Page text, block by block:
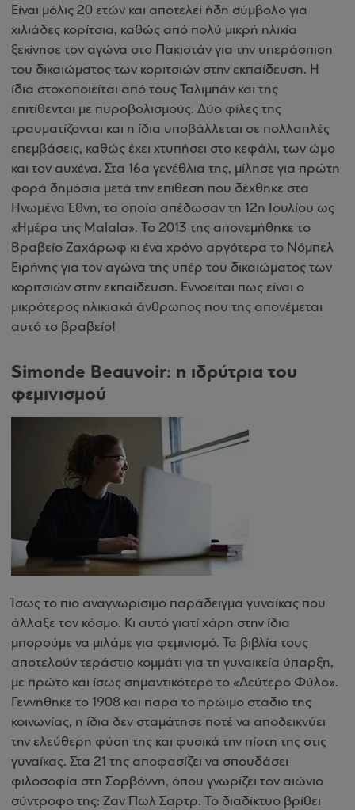
Είναι μόλις 20 ετών και αποτελεί ήδη σύμβολο για
χιλιάδες κορίτσια, καθώς από πολύ μικρή ηλικία
ξεκίνησε τον αγώνα στο Πακιστάν για την υπεράσπιση
του δικαιώματος των κοριτσιών στην εκπαίδευση. Η
ίδια στοχοποιείται από τους Ταλιμπάν και της
επιτίθενται με πυροβολισμούς. Δύο φίλες της
τραυματίζονται και η ίδια υποβάλλεται σε πολλαπλές
επεμβάσεις, καθώς έχει χτυπήσει στο κεφάλι, των ώμο
και τον αυχένα. Στα 16α γενέθλια της, μίλησε για πρώτη
φορά δημόσια μετά την επίθεση που δέχθηκε στα
Ηνωμένα Έθνη, τα οποία απέδωσαν τη 12η Ιουλίου ως
«Ημέρα της Malala». Το 2013 της απονεμήθηκε το
Βραβείο Ζαχάρωφ κι ένα χρόνο αργότερα το Νόμπελ
Ειρήνης για τον αγώνα της υπέρ του δικαιώματος των
κοριτσιών στην εκπαίδευση. Εννοείται πως είναι ο
μικρότερος ηλικιακά άνθρωπος που της απονέμεται
αυτό το βραβείο!
Simonde Beauvoir: η ιδρύτρια του
φεμινισμού
Ίσως το πιο αναγνωρίσιμο παράδειγμα γυναίκας που
άλλαξε τον κόσμο. Κι αυτό γιατί χάρη στην ίδια
μπορούμε να μιλάμε για φεμινισμό. Τα βιβλία τους
αποτελούν τεράστιο κομμάτι για τη γυναικεία ύπαρξη,
με πρώτο και ίσως σημαντικότερο το «Δεύτερο Φύλο».
Γεννήθηκε το 1908 και παρά το πρώιμο στάδιο της
κοινωνίας, η ίδια δεν σταμάτησε ποτέ να αποδεικνύει
την ελεύθερη φύση της και φυσικά την πίστη της στις
γυναίκας. Στα 21 της αποφασίζει να σπουδάσει
φιλοσοφία στη Σορβόννη, όπου γνωρίζει τον αιώνιο
σύντροφο της: Ζαν Πωλ Σαρτρ. Το διαδίκτυο βρίθει